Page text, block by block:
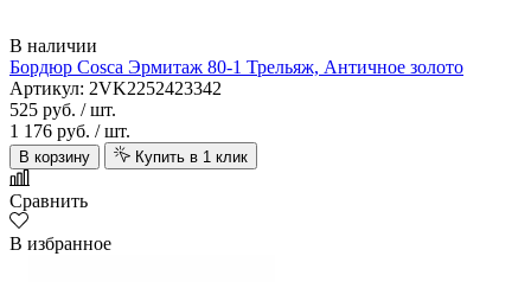
В наличии
Бордюр Cosca Эрмитаж 80-1 Трельяж, Античное золото
Артикул: 2VK2252423342
525 руб. / шт.
1 176 руб. / шт.
В корзину Купить в 1 клик
Сравнить
В избранное